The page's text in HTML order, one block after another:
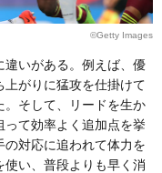
©Getty Images
いがある。例えば、優
上がりに猛攻を仕掛けて
そして、リードを生か
って効率よく追加点を挙
対応に追われて体力を
い、普段よりも早く消